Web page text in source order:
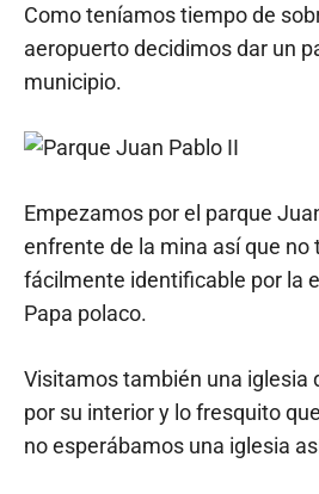
Como teníamos tiempo de
aeropuerto decidimos dar un
municipio.
Empezamos por el parque
enfrente de la mina así que no
fácilmente identificable por la
Papa polaco.
Visitamos también una iglesia
por su interior y lo fresquito
no esperábamos una iglesia